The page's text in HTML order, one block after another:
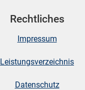
Rechtliches
Impressum
Leistungsverzeichnis
Datenschutz